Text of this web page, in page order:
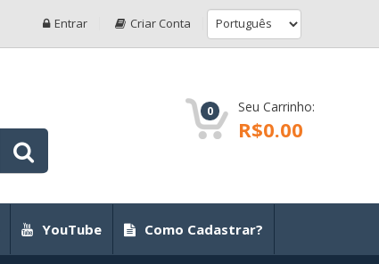
Entrar Criar Conta
0 Seu Carrinho:
R$0.00
YouTube Como Cadastrar?